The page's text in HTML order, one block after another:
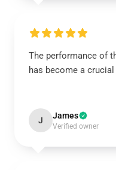
The performance of
has become a
J James
Verified owner